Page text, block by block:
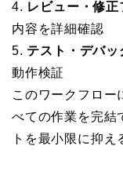
4. レビュー・修正
内容を詳細確認
5. テスト・デバッ
動作検証
このワークフロー
べての作業を完結
トを最小限に抑え